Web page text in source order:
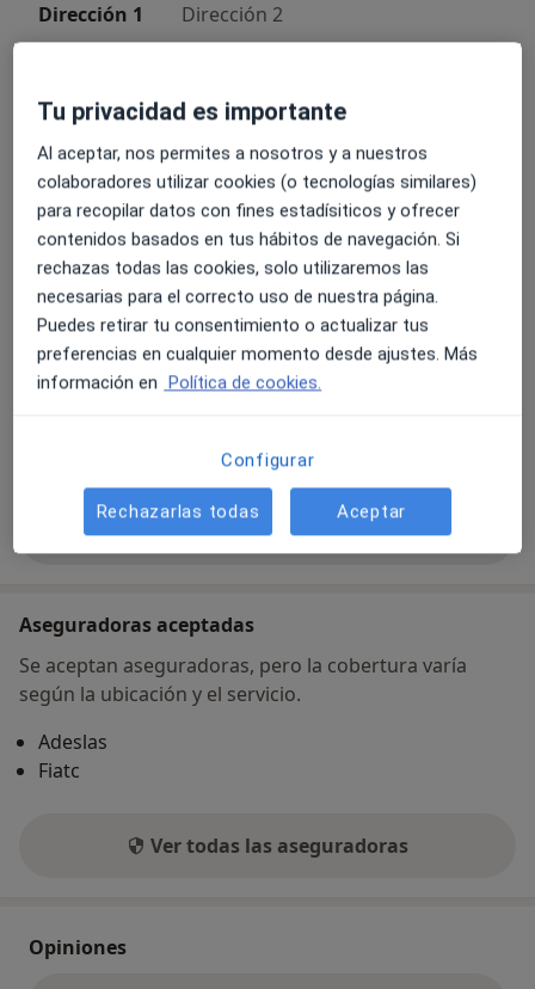
Dirección 1 Dirección 2
Ginecologia Activa
Cl. General Félix Mas, 4-3º2ª,
Mallorca 07013
Ampliarse abre en una nueva
Disponibilidad
Este especialista no ofrece reserva online en esta
dirección
¿Qué puedo hacer ahora?
Aseguradoras aceptadas en esta dirección
Mostrar más detalles
Aseguradoras aceptadas
Se aceptan aseguradoras, pero la cobertura varía
según la ubicación y el servicio.
Adeslas
Fiatc
Ver todas las aseguradoras
Opiniones
Tu privacidad es importante
Al aceptar, nos permites a nosotros y a nuestros
colaboradores utilizar cookies (o tecnologías similares)
para recopilar datos con fines estadísiticos y ofrecer
contenidos basados en tus hábitos de navegación. Si
rechazas todas las cookies, solo utilizaremos las
necesarias para el correcto uso de nuestra página.
Puedes retirar tu consentimiento o actualizar tus
preferencias en cualquier momento desde ajustes. Más
información en Política de cookies.
Configurar
Rechazarlas todas Aceptar